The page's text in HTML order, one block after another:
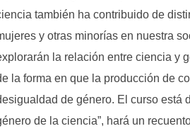
también ha contribuido de
y otras minorías en nuestra
la relación entre ciencia y
la forma en que la producción de
de género. El curso está
de la ciencia”, hará un